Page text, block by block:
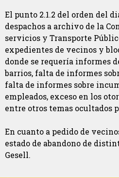
El punto 2.1.2 del orden del
despachos a archivo de la
servicios y Transporte
expedientes de vecinos y
donde se requería informes
barrios, falta de informes
falta de informes sobre
empleados, exceso en los
entre otros temas ocultados
En cuanto a pedido de
estado de abandono de
Gesell.